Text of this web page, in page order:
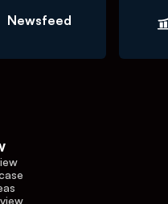
Newsfeed